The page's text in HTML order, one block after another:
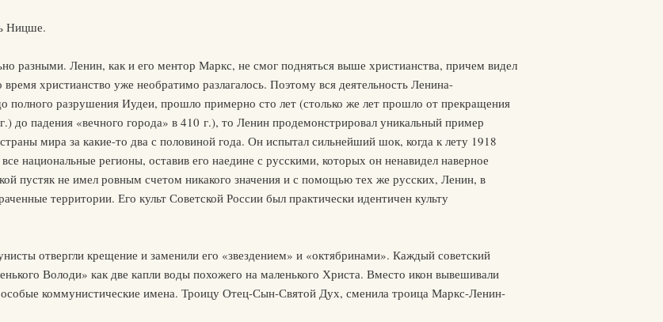
Ницше.
разными. Ленин, как и его ментор Маркс, не смог подняться выше христианства, причем видел
время христианство уже необратимо разлагалось. Поэтому вся деятельность Ленина-
полного разрушения Иудеи, прошло примерно сто лет (столько же лет прошло от прекращения
до падения «вечного города» в 410 г.), то Ленин продемонстрировал уникальный пример
мира за какие-то два с половиной года. Он испытал сильнейший шок, когда к лету 1918
национальные регионы, оставив его наедине с русскими, которых он ненавидел наверное
пустяк не имел ровным счетом никакого значения и с помощью тех же русских, Ленин, в
территории. Его культ Советской России был практически идентичен культу
отвергли крещение и заменили его «звездением» и «октябринами». Каждый советский
Володи» как две капли воды похожего на маленького Христа. Вместо икон вывешивали
коммунистические имена. Троицу Отец-Сын-Святой Дух, сменила троица Маркс-Ленин-